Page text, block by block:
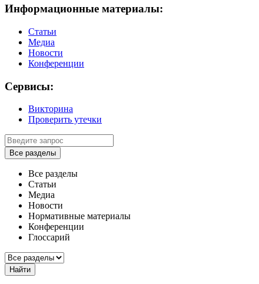
Информационные материалы:
Статьи
Медиа
Новости
Конференции
Сервисы:
Викторина
Проверить утечки
Все разделы
Все разделы
Статьи
Медиа
Новости
Нормативные материалы
Конференции
Глоссарий
Найти